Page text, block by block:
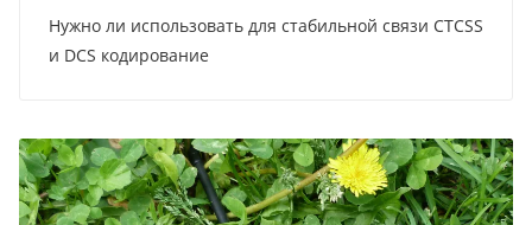
Нужно ли использовать для стабильной связи CTCSS
и DCS кодирование